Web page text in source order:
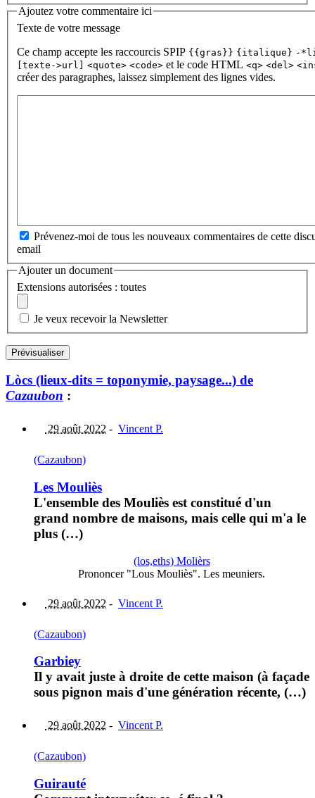
Ajoutez votre commentaire ici
Texte de votre message
Ce champ accepte les raccourcis SPIP {{gras}} {italique} -
[texte->url]
<quote> <code> et le code HTML <q> <del>
créer des paragraphes, laissez simplement des lignes vides.
Prévenez-moi de tous les nouveaux commentaires de cette
email
Ajouter un document
Extensions autorisées : toutes
Je veux recevoir la Newsletter
Lòcs (lieux-dits = toponymie, paysage...) de
Cazaubon :
29 août 2022 - Vincent P.
(Cazaubon)
Les Mouliès
L'ensemble des Mouliès est constitué d'un
grand nombre de maisons, mais celle qui m'a le
plus (…)
(los,eths) Molièrs
Prononcer "Lous Mouliès". Les meuniers.
29 août 2022 - Vincent P.
(Cazaubon)
Garbiey
Il y avait juste à droite de cette maison (à façade
sous pignon mais d'une génération récente, (…)
29 août 2022 - Vincent P.
(Cazaubon)
Guirauté